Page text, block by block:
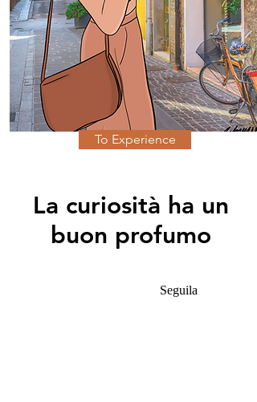
To Experience
La curiosità ha un
buon profumo
Seguila